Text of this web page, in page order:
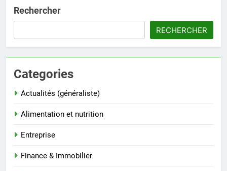
Rechercher
RECHERCHER
Categories
Actualités (généraliste)
Alimentation et nutrition
Entreprise
Finance & Immobilier